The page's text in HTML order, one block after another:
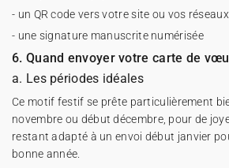
- un QR code vers votre site ou vos réseaux
- une signature manuscrite numérisée
6. Quand envoyer votre carte de
a. Les périodes idéales
Ce motif festif se prête particulièrement
novembre ou début décembre, pour de
restant adapté à un envoi début janvier
bonne année.